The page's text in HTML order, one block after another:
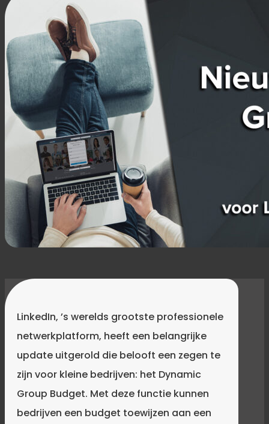
LinkedIn, ’s werelds grootste professionele
netwerkplatform, heeft een belangrijke
update uitgerold die belooft een zegen te
zijn voor kleine bedrijven: het Dynamic
Group Budget. Met deze functie kunnen
bedrijven een budget toewijzen aan een